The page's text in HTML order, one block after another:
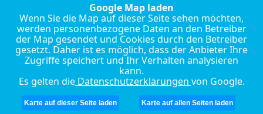
Google Map laden
Wenn Sie die Map auf dieser Seite sehen möchten,
werden personenbezogene Daten an den Betreiber
der Map gesendet und Cookies durch den Betreiber
gesetzt. Daher ist es möglich, dass der Anbieter Ihre
Zugriffe speichert und Ihr Verhalten analysieren
kann.
Es gelten dieDatenschutzerklärungen von Google.
Karte auf dieser Seite laden Karte auf allen Seiten laden